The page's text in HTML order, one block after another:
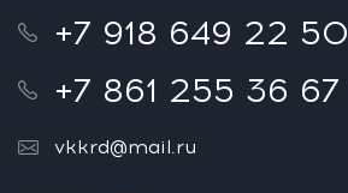
+7 918 649 22 50
+7 861 255 36 67
vkkrd@mail.ru